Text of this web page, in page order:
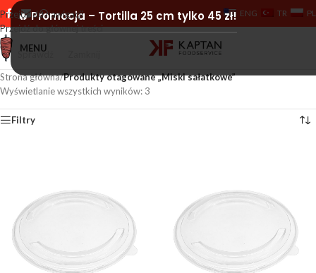
Przejdź do nawigacji
Przejdź do głównej treści
🔥 Promocja – Tortilla 25 cm tylko 45 zł!
Sprawdź
ENG TR PL
MENU
Strona główna/Produkty otagowane „Miski sałatkowe”
Wyświetlanie wszystkich wyników: 3
Filtry